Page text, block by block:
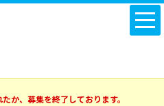
か、募集を終了しております。